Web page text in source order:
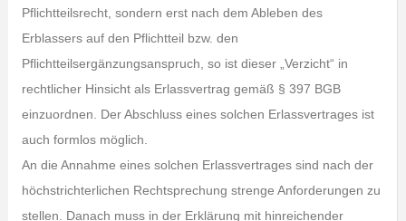
Pflichtteilsrecht, sondern erst nach dem Ableben des
Erblassers auf den Pflichtteil bzw. den
Pflichtteilsergänzungsanspruch, so ist dieser „Verzicht“ in
rechtlicher Hinsicht als Erlassvertrag gemäß § 397 BGB
einzuordnen. Der Abschluss eines solchen Erlassvertrages ist
auch formlos möglich.
An die Annahme eines solchen Erlassvertrages sind nach der
höchstrichterlichen Rechtsprechung strenge Anforderungen zu
stellen. Danach muss in der Erklärung mit hinreichender